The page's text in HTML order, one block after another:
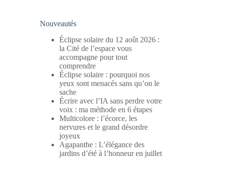
Nouveautés
Éclipse solaire du 12 août 2026 :
la Cité de l’espace vous
accompagne pour tout
comprendre
Éclipse solaire : pourquoi nos
yeux sont menacés sans qu’on le
sache
Écrire avec l’IA sans perdre votre
voix : ma méthode en 6 étapes
Multicolore : l’écorce, les
nervures et le grand désordre
joyeux
Agapanthe : L’élégance des
jardins d’été à l’honneur en juillet